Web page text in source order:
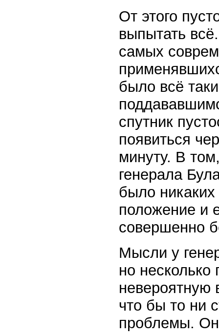
От этого
выпытать
самых
было всё
спутник
появиться
минуту. В
генерала
было
положение и
совершенно
Мысли у
но несколько
невероятную
что бы то ни
проблемы.